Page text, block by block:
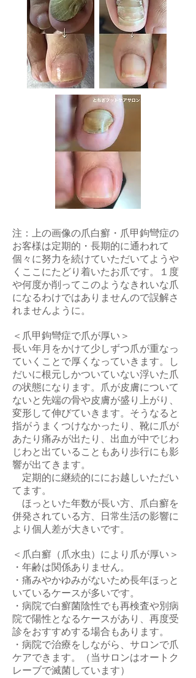
​注：上の画像の爪白癬・爪甲鉤彎症の
お客様は定期的・長期的に通われて
個々に努力を続けていただいてようや
くここにたどり着いたお爪です。１度
や何度か削ってこのようなきれいな爪
になるわけではありませんので誤解さ
れませんように。
＜爪甲鉤彎症で爪が厚い＞
長い年月をかけて少しずつ爪が重なっ
ていくことで厚くなっていきます。し
だいに根元しかついていない浮いた爪
の状態になります。爪が皮膚について
ないと先端の骨や皮膚が盛り上がり、
変形して伸びていきます。そうなると
指がうまくつけなかったり、靴に爪が
あたり痛みが出たり、出血が中でじわ
じわと出ていること もあり 歩行にも影
響が出てきます。
定期的に継続的ににお越しいただい
てます。
ほっといた年数が長い方、爪白癬を
併発されている方、
日常生活の影響に
より個人差が大きいです。
＜爪白癬（爪水虫）により爪が厚い ＞
・ 年齢は関係ありません。
・痛みやかゆみがないため長年ほっと
いているケースが多いです。
・病院で白癬菌陰性でも再検査や別病
院で陽性となるケースがあり、 ​再度受
診をおすすめする場合もあります。
​・病院で治療をしながら、サロンで爪
ケアできます。（当サロンはオートク
レーブで滅菌しています）